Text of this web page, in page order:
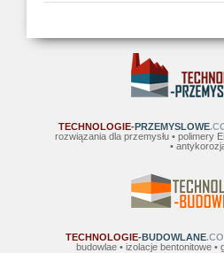
TECHNOLOGIE-PRZEMYSLOWE
rozwiązania dla przemysłu • polimery
•
TECHNOLOGIE-BUDOWLANE
budowlae • izolacje bentonitowe •